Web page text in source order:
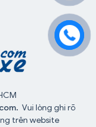
viên có nhu cầu
không có lớp học
Vui lòng ghi rõ
trên website